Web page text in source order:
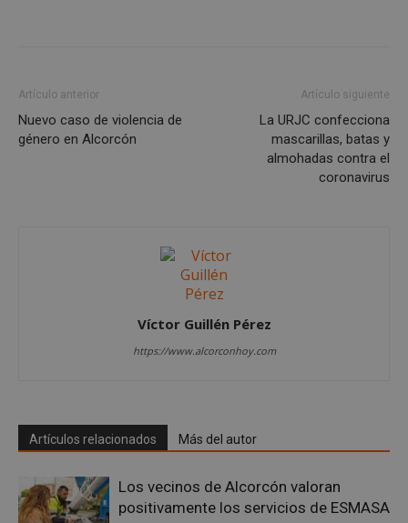
Artículo anterior
Nuevo caso de violencia de
género en Alcorcón
Artículo siguiente
La URJC confecciona
mascarillas, batas y
almohadas contra el
coronavirus
Víctor Guillén Pérez
https://www.alcorconhoy.com
Artículos relacionados Más del autor
Los vecinos de Alcorcón valoran
positivamente los servicios de ESMASA